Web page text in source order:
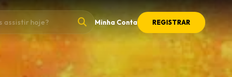
Minha Conta REGISTRAR